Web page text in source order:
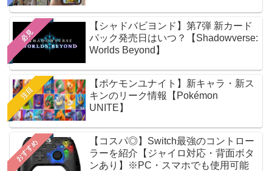
必見
【シャドバビヨンド】第7弾 新カード
パック発売日はいつ？【Shadowverse:
Worlds Beyond】
注目
【ポケモンユナイト】新キャラ・新ス
キンのリーク情報【Pokémon
UNITE】
おすすめ
【コスパ◎】Switch最強のコントロー
ラーを紹介【ジャイロ対応・背面ボタ
ンあり】※PC・スマホでも使用可能